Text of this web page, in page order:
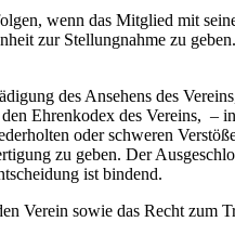
wenn das Mitglied mit
zur Stellungnahme zu
des Ansehens des
Ehrenkodex des Vereins, –
oder schweren
zu geben. Der
ist bindend.
Verein sowie das Recht zum